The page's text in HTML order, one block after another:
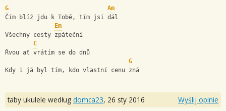
G
Am
Čím blíž jdu k Tobě, tím jsi dál
Em
Všechny cesty zpáteční
C
Řvou ať vrátím se do dnů
G
Kdy i já byl tím, kdo vlastní cenu zná
taby ukulele według domca23, 26 sty 2016 Wyślij opinie